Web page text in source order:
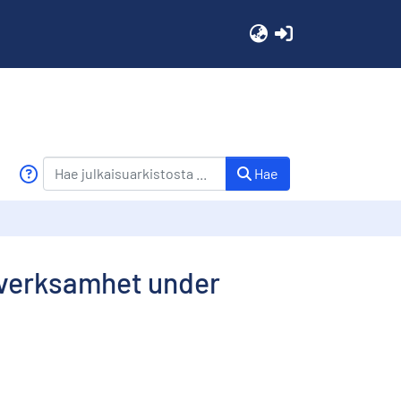
Hae
under